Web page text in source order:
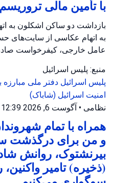
با تأمین مالی
بازداشت دو ساکن اشکلون به
به اتهام عکاسی از سایت‌های
عامل خارجی، کیفرخواست
منبع: پلیس اسرائیل
پلیس اسرائیل دفتر ملی مبارزه
امنیت اسرائیل (شاباک)
نظامی • آگوست 6, 2026 at 12:39 ب.ظ
همراه با تمام
و من برای درگذشت
بیرنشتوک، روانش
(ذخیره) تامیر